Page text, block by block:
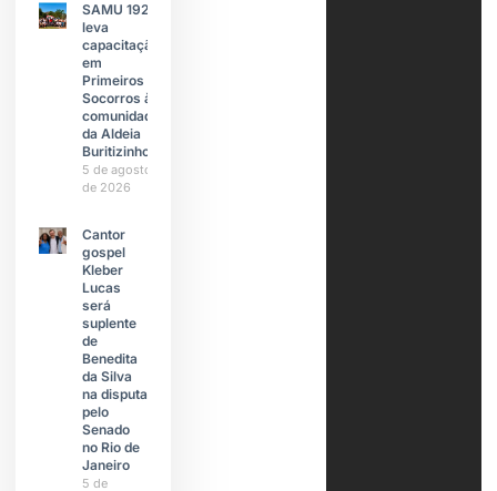
SAMU 192
leva
capacitação
em
Primeiros
Socorros à
comunidade
da Aldeia
Buritizinho
5 de agosto
de 2026
Cantor
gospel
Kleber
Lucas
será
suplente
de
Benedita
da Silva
na disputa
pelo
Senado
no Rio de
Janeiro
5 de